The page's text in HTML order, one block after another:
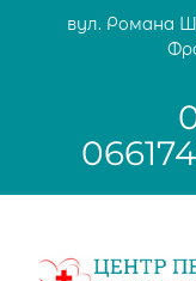
вул. Романа